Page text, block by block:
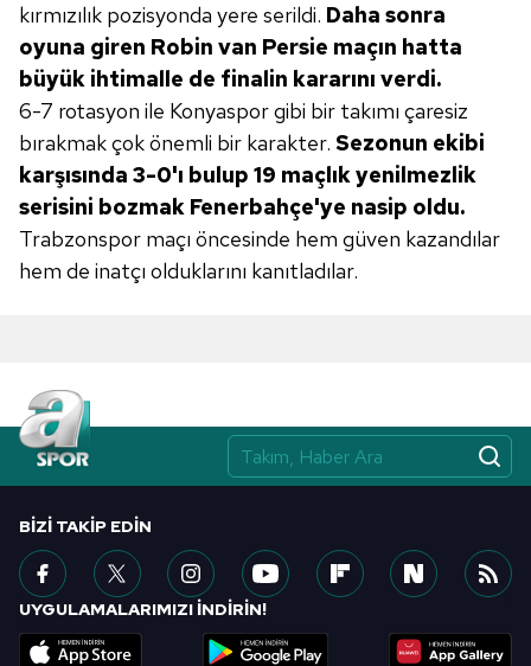
Sitemizde kendimize ve üçüncü kişilere ait çerezler
kullanılmaktadır. Bu çerezler vasıtasıyla çeşitli kişisel
verileriniz işlenmekte olup gerekli olan çerezler bilgi
toplumu hizmetlerinin sunulması amacıyla
kullanılmaktadır. Diğer çerezler, sitemizin daha işlevsel
kılınması ve kişiselleştirilmesi ve sizlere yönelik
reklam/pazarlama faaliyetlerinin yapılması, amaçlarıyla
sınırlı olarak açık rızanız dahilinde kullanılacaktır.
Çerezlere ilişkin tercihlerinizi aşağıda yer alan panel
6698 sayılı Kişisel Verilerin Korunması Kanunu uyarınca
hazırlanmış Aydınlatma Metnimizi okumak ve sitemizde
ilgili mevzuata uygun olarak kullanılan çerezlerle ilgili bilgi
kırmızılık pozisyonda yere serildi. Daha sonra
oyuna giren Robin van Persie maçın hatta
büyük ihtimalle de finalin kararını verdi.
6-7 rotasyon ile Konyaspor gibi bir takımı çaresiz
bırakmak çok önemli bir karakter. Sezonun ekibi
karşısında 3-0'ı bulup 19 maçlık yenilmezlik
serisini bozmak Fenerbahçe'ye nasip oldu.
Trabzonspor maçı öncesinde hem güven kazandılar
hem de inatçı olduklarını kanıtladılar.
BIZI TAKIP EDIN
UYGULAMALARIMIZI İNDİRİN!